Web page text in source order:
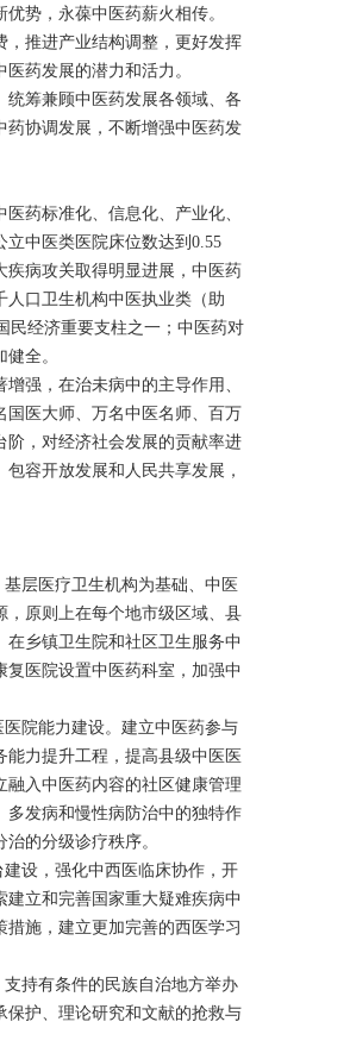
势，永葆中医药薪火相传。
推进产业结构调整，更好发挥
药发展的潜力和活力。
筹兼顾中医药发展各领域、各
药协调发展，不断增强中医药发
药标准化、信息化、产业化、
立中医类医院床位数达到0.55
疾病攻关取得明显进展，中医药
人口卫生机构中医执业类（助
民经济重要支柱之一；中医药对
全。
强，在治未病中的主导作用、
国医大师、万名中医名师、百万
阶，对经济社会发展的贡献率进
容开放发展和人民共享发展，
层医疗卫生机构为基础、中医
，原则上在每个地市级区域、县
乡镇卫生院和社区卫生服务中
医院设置中医药科室，加强中
院能力建设。建立中医药参与
力提升工程，提高县级中医医
入中医药内容的社区健康管理
多发病和慢性病防治中的独特作
的分级诊疗秩序。
设，强化中西医临床协作，开
立和完善国家重大疑难疾病中
施，建立更加完善的西医学习
持有条件的民族自治地方举办
保护、理论研究和文献的抢救与